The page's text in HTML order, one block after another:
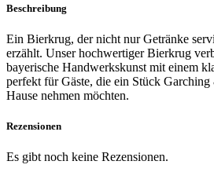
Beschreibung
Ein Bierkrug, der nicht nur Getränke
erzählt. Unser hochwertiger Bierkrug
bayerische Handwerkskunst mit einem
perfekt für Gäste, die ein Stück
Hause nehmen möchten.
Rezensionen
Es gibt noch keine Rezensionen.